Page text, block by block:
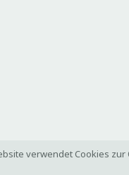
verwendet Cookies